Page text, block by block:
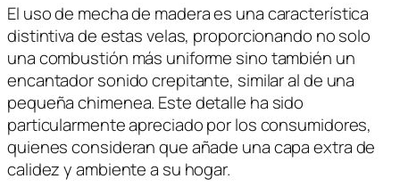
El uso de mecha de madera es una característica
distintiva de estas velas, proporcionando no solo
una combustión más uniforme sino también un
encantador sonido crepitante, similar al de una
pequeña chimenea. Este detalle ha sido
particularmente apreciado por los consumidores,
quienes consideran que añade una capa extra de
calidez y ambiente a su hogar.